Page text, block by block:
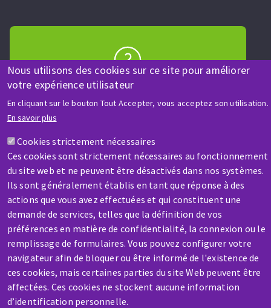
Nous utilisons des cookies sur ce site pour améliorer
votre expérience utilisateur
En cliquant sur le bouton Tout Accepter, vous acceptez son utilisation.
En savoir plus
Cookies strictement nécessaires
Ces cookies sont strictement nécessaires au fonctionnement
du site web et ne peuvent être désactivés dans nos systèmes.
Ils sont généralement établis en tant que réponse à des
actions que vous avez effectuées et qui constituent une
demande de services, telles que la définition de vos
préférences en matière de confidentialité, la connexion ou le
remplissage de formulaires. Vous pouvez configurer votre
navigateur afin de bloquer ou être informé de l'existence de
ces cookies, mais certaines parties du site Web peuvent être
affectées. Ces cookies ne stockent aucune information
d’identification personnelle.
AIDE & CONTACT
Une question ? Un renseignement ?
Contactez-nous
SAV / RÉPARATION
Une machine cassée ? En panne ?
Contactez-nous